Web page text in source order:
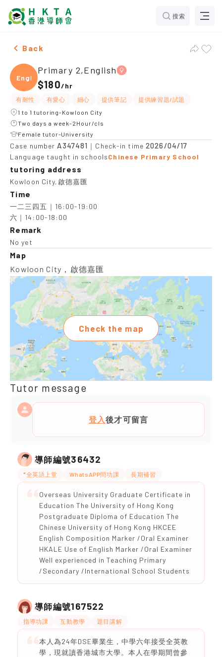
搜索
One Male & One Female Primary 2,English，Kowloon
Back
Engli
Primary 2,English
$180/hr
有耐性 有愛心 細心 提供筆記
提供練習題/試題
1 to 1 tutoring-Kowloon City
Two days a week-2Hour/cls
Female tutor-University
Case number A347481 ｜Check-in time2026/04/17
Language taught in schoolsChinese Primary School
tutoring address
Kowloon City,啟德嘉匯
Time
一二三四五｜16:00-19:00
六｜14:00-18:00
Remark
No yet
Map
Kowloon City，啟德嘉匯
Check the map
Tutor message
登入後才可留言
導師編號36432
*全英語上堂 WhatsAPP問功課 長期補習
Overseas University Graduate Certificate in
Education The University of Hong Kong
Postgraduate Diploma of Education The
Chinese University of Hong Kong HKCEE
English Composition Marker /Oral Examiner
HKALE Use of English Marker /Oral Examiner
Well experienced in Teaching Primary
/Secondary /International School Students
導師編號167522
指導功課 互動教學 題目講解
本人為24年DSE畢業生，中學六年接受全英教
學，現就讀香港城市大學。本人在學期間曾參